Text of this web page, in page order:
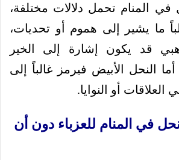
في المنام تحمل دلالات مختلفة،
ما يشير إلى هموم أو تحديات،
قد يكون إشارة إلى الخير
أما النحل الأبيض فيرمز غالباً إلى
العلاقات أو النوايا.
في المنام للعزباء دون أن